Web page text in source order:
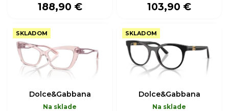
188,90 € 103,90 €
SKLADOM
Dolce&Gabbana
Na sklade
SKLADOM
Dolce&Gabbana
Na sklade